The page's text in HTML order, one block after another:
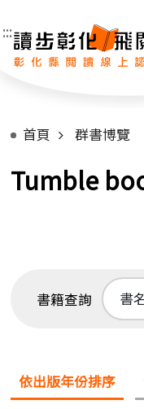
:::
首頁 群書博覽
Tumble
書籍查詢
依出版年份排序